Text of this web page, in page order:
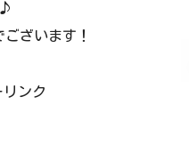
ざいます！
リンク